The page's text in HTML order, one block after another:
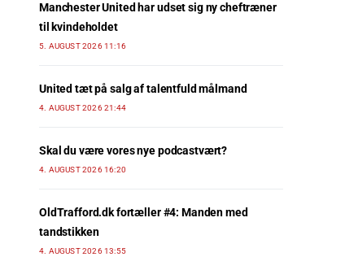
Manchester United har udset sig ny cheftræner
til kvindeholdet
5. AUGUST 2026 11:16
United tæt på salg af talentfuld målmand
4. AUGUST 2026 21:44
Skal du være vores nye podcastvært?
4. AUGUST 2026 16:20
OldTrafford.dk fortæller #4: Manden med
tandstikken
4. AUGUST 2026 13:55